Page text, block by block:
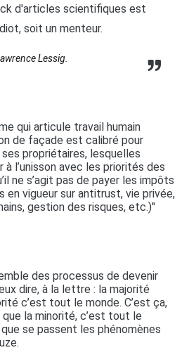
d'articles scientifiques est
soit un menteur.
Lessig.
qui articule travail humain
de façade est calibré pour
propriétaires, lesquelles
l’unisson avec les priorités des
ne s’agit pas de payer les impôts
en vigueur sur antitrust, vie privée,
gestion des risques, etc.)"
des processus de devenir
dire, à la lettre : la majorité
c’est tout le monde. C’est ça,
la minorité, c’est tout le
se passent les phénomènes